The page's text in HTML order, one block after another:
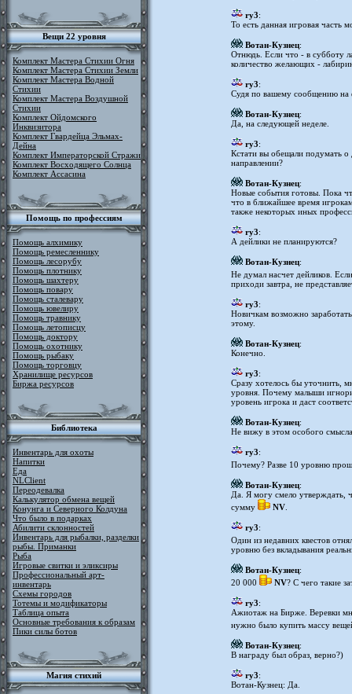
Вещи 22 уровня
Комплект Мастера Стихии Огня
Комплект Мастера Стихии Земли
Комплект Мастера Водной
Стихии
Комплект Мастера Воздушной
Стихии
Комплект Ойдомского
Инквизитора
Комплект Гвардейца Эльмах-
Дейна
Комплект Императорской Стражи
Комплект Восходящего Солнца
Комплект Ассасина
Помощь по профессиям
Помощь алхимику
Помощь ремесленнику
Помощь лесорубу
Помощь плотнику
Помощь шахтеру
Помощь повару
Помощь сталевару
Помощь ювелиру
Помощь травнику
Помощь летописцу
Помощь доктору
Помощь охотнику
Помощь рыбаку
Помощь торговцу
Хранилище ресурсов
Биржа ресурсов
Библиотека
Инвентарь для охоты
Напитки
Еда
NLClient
Переодевалка
Калькулятор обмена вещей
Конунга и Северного Колдуна
Что было в подарках
Абилити склонностей
Инвентарь для рыбалки, разделки
рыбы. Приманки
Рыба
Игровые свитки и эликсиры
Профессиональный арт-
инвентарь
Схемы городов
Тотемы и модификаторы
Таблица опыта
Основные требования к образам
Пики силы ботов
Магия стихий
ry3:
То есть данная игровая часть
Вотан-Кузнец:
Отнюдь. Если что - в субботу
количество желающих -
ry3:
Судя по вашему сообщению на
Вотан-Кузнец:
Да, на следующей неделе.
ry3:
Кстати вы обещали подумать
направлении?
Вотан-Кузнец:
Новые события готовы. Пока
что в ближайшее время
также некоторых иных
ry3:
А дейлики не планируются?
Вотан-Кузнец:
Не думал насчет дейликов.
приходи завтра, не
ry3:
Новичкам возможно
этому.
Вотан-Кузнец:
Конечно.
ry3:
Сразу хотелось бы уточнить,
уровня. Почему малыши
уровень игрока и даст
Вотан-Кузнец:
Не вижу в этом особого
ry3:
Почему? Разве 10 уровню
Вотан-Кузнец:
Да. Я могу смело утверждать,
сумму
NV
ry3:
Один из недавних квестов
уровню без вкладывания
Вотан-Кузнец:
20 000
NV? С чего такие
ry3:
Ажиотаж на Бирже. Веревки
нужно было купить массу
Вотан-Кузнец:
В награду был образ, верно?)
ry3:
Вотан-Кузнец: Да.